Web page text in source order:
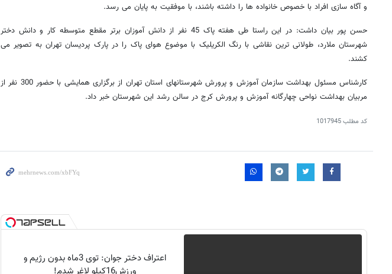
و آگاه سازی افراد با خصوص خانواده ها را داشته باشند، با موفقیت به پایان می رسد.
حسن پور بیان داشت: در این راستا طی هفته پاک 45 نفر از دانش آموزان برتر مقطع متوسطه کار و دانش دختر
شهرستان ملارد، طولانی ترین نقاشی با رنگ الکریلیک با موضوع هوای پاک را در پارک پردیسان تهران به تصویر می
کشند.
کارشناس مسئول بهداشت سازمان آموزش و پرورش شهرستانهای استان تهران از برگزاری همایشی با حضور 300 نفر از
مربیان بهداشت نواحی چهارگانه آموزش و پرورش کرج در سالن رشد این شهرستان خبر داد.
کد مطلب1017945
اعتراف دختر جوان: توی 3ماه بدون رژیم و
ورزش16کیلو لاغر شدم!